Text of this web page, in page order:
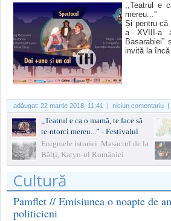
,,Teatrul e
mereu...”
Și pentru că
a XVIII-a
Basarabiei”
invită la
adăugat: 22 martie 2018, 11:41 | niciun comentariu |
,,Teatrul e ca o mamă, te face să
te-ntorci mereu...” - Festivalul
Cultural „Zilele Basarabiei” la
Timișoara
Enigmele istoriei. Masacrul de la
Bălţi, Katyn-ul României
Cultură
Pamflet // Emisiunea o noapte de
politicieni